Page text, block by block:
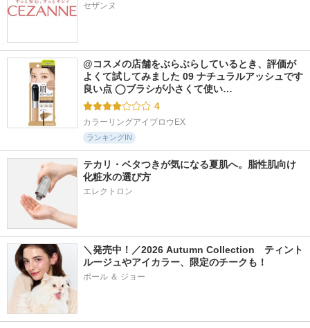
エクソソームXNMN
リッチモイスト シ
ャンプー/トリート
メント
SN repair
THERATIS by mixim
ナイトリペア シャ
ンプー／ヘアトリー
トメント
THERATIS
Re:KERATIN リバー
シ リペア シャンプ
ー/ヘアトリートメ
ント
セザンヌ
@コスメの店舗をぶらぶらしているとき、評価が
よくて試してみました 09 ナチュラルアッシュです
良い点 ◯ブラシが小さくて使い…
4
カラーリングアイブロウEX
ランキングIN
テカリ・ベタつきが気になる夏肌へ。脂性肌向け
化粧水の選び方
エレクトロン
＼発売中！／2026 Autumn Collection　ティント
ルージュやアイカラー、限定のチークも！
ポール ＆ ジョー